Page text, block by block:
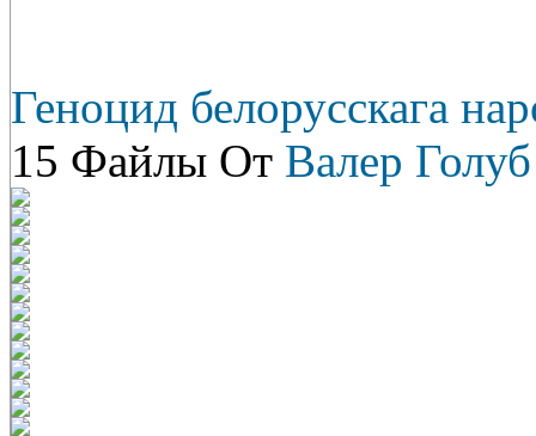
Геноцид белорусскага
15 Файлы От Валер Голуб